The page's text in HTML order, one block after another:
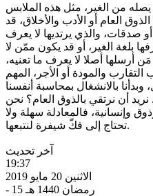
من الغير، مثل هذه الملابس
العام أو الأدب والأخلاق، قد
صدقات، والذي يرتديها لا يعرف
بلغة الغير، أو قد يكون ممّن لا
أرسلها أصلا لا يعرف ما تعنيه،
والمودة أو الأجر، المهم
وبدأنا بالانشغال بمحاسبة أنفسنا
نريد أن نرتقي بالذوق العام؟ نحن
وإنسانية، فالمعادلة سهلة ولا
تحتاج إلى فكّ شيفرة لنتبعها.
آخر تحديث
19:37
الاثنين 20 مايو 2019
- 15 رمضان 1440 هـ